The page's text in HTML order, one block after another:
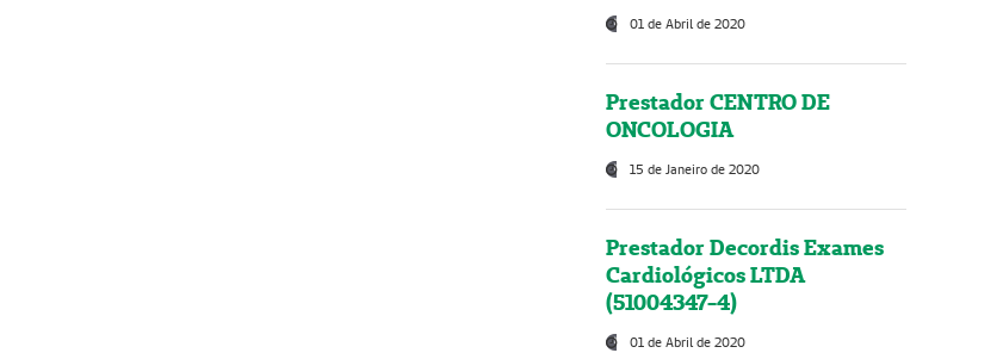
01 de Abril de 2020
Prestador CENTRO DE
ONCOLOGIA
15 de Janeiro de 2020
Prestador Decordis Exames
Cardiológicos LTDA
(51004347-4)
01 de Abril de 2020